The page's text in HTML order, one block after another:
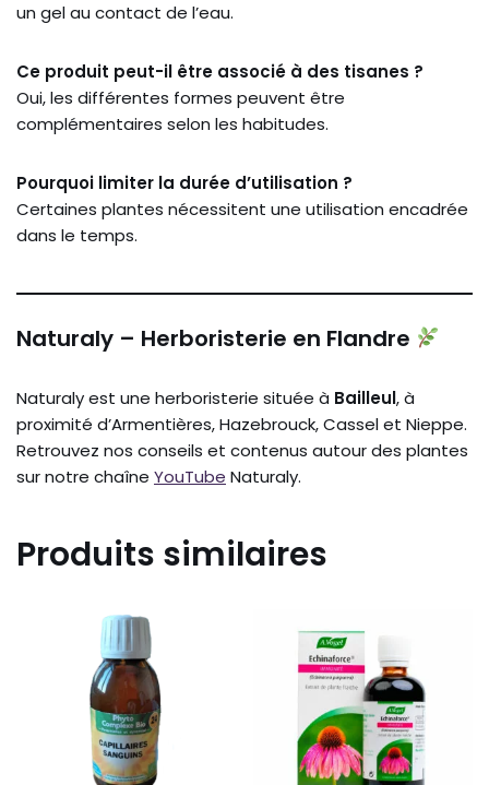
un gel au contact de l’eau.
Ce produit peut-il être associé à des tisanes ?
Oui, les différentes formes peuvent être
complémentaires selon les habitudes.
Pourquoi limiter la durée d’utilisation ?
Certaines plantes nécessitent une utilisation encadrée
dans le temps.
Naturaly – Herboristerie en Flandre
Naturaly est une herboristerie située à Bailleul, à
proximité d’Armentières, Hazebrouck, Cassel et Nieppe.
Retrouvez nos conseils et contenus autour des plantes
sur notre chaîne YouTube Naturaly.
Produits similaires